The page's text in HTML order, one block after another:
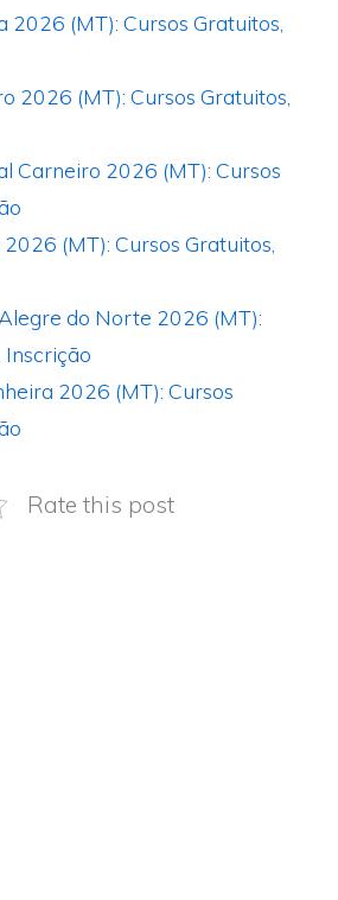
2026 (MT): Cursos Gratuitos,
2026 (MT): Cursos Gratuitos,
Carneiro 2026 (MT): Cursos
(MT): Cursos Gratuitos,
do Norte 2026 (MT):
Inscrição
2026 (MT): Cursos
Rate this post